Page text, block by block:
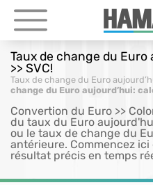
Taux de change du
>> SVC!
Taux de change du Euro
change du Euro aujourd’hui:
Convertion du Euro >>
du taux du Euro
ou le taux de change du
antérieure. Commencez
résultat précis en temps